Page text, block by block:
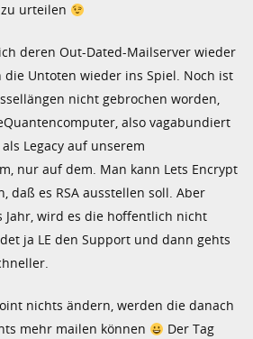
urteilen
deren Out-Dated-Mailserver wieder
die Untoten wieder ins Spiel. Noch ist
nicht gebrochen worden,
also vagabundiert
Legacy auf unserem
nur auf dem. Man kann Lets Encrypt
daß es RSA ausstellen soll. Aber
Jahr, wird es die hoffentlich nicht
ja LE den Support und dann gehts
nichts ändern, werden die danach
mehr mailen können
Der Tag